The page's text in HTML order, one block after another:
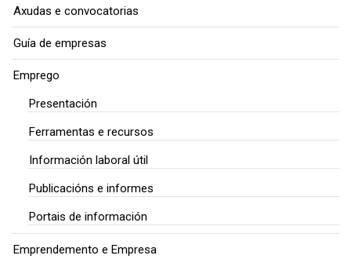
Axudas e convocatorias
Guía de empresas
Emprego
Presentación
Ferramentas e recursos
Información laboral útil
Publicacións e informes
Portais de información
Emprendemento e Empresa